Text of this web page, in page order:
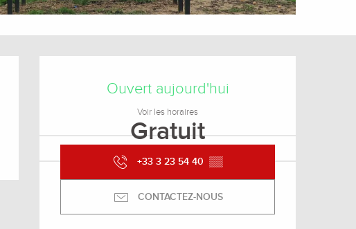
Ouverture et
Ouvert aujourd'hui
Voir les horaires
Gratuit
+33 3 23 54 40 ▒▒
CONTACTEZ-NOUS